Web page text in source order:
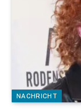
NACHRICHT